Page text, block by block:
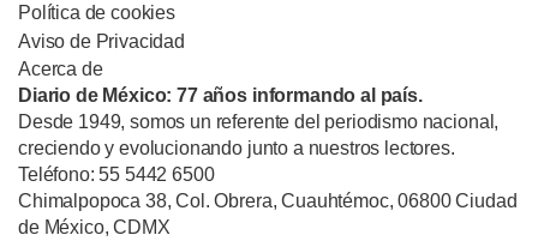
Política de cookies
Aviso de Privacidad
Acerca de
Diario de México: 77 años informando al país.
Desde 1949, somos un referente del periodismo nacional,
creciendo y evolucionando junto a nuestros lectores.
Teléfono: 55 5442 6500
Chimalpopoca 38, Col. Obrera, Cuauhtémoc, 06800 Ciudad
de México, CDMX